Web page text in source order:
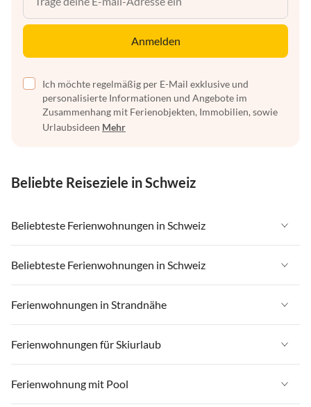
Anmelden
Ich möchte regelmäßig per E-Mail exklusive und
personalisierte Informationen und Angebote im
Zusammenhang mit Ferienobjekten, Immobilien, sowie
Urlaubsideen Mehr
Beliebte Reiseziele in Schweiz
Beliebteste Ferienwohnungen in Schweiz
Ferienwohnungen in Schweiz
Ferienwohnungen in Wallis
Ferienwohnungen in Saas-Fee / Saastal
Ferienwohnungen in Lago Maggiore
Ferienwohnungen in Graubünden
Beliebteste Ferienwohnungen in Schweiz
Ferienwohnungen in Schweiz
Ferienwohnungen in Wallis
Ferienwohnungen in Saas-Fee / Saastal
Ferienwohnungen in Lago Maggiore
Ferienwohnungen in Strandnähe
Ferienwohnungen in Strandnähe in Schweiz
Ferienwohnungen in Strandnähe in Tessin
Ferienwohnungen in Strandnähe in Lago Maggiore
Ferienwohnungen für Skiurlaub
Ferienwohnungen für Skiurlaub in Schweiz
Ferienwohnung mit Pool